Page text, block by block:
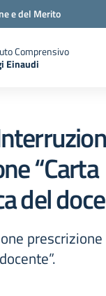
e del Merito
Comprensivo
Einaudi
la pagina iniziale della
“Carta
del
prescrizione